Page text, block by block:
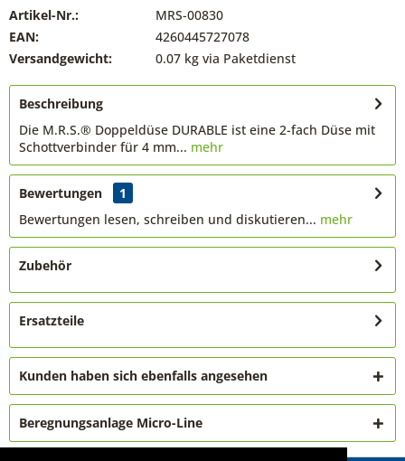
Artikel-Nr.:
MRS-00830
EAN:
4260445727078
Versandgewicht:
0.07 kg via Paketdienst
Beschreibung
Die M.R.S.® Doppeldüse DURABLE ist eine 2-fach Düse mit
Schottverbinder für 4 mm... mehr
Bewertungen
1
Bewertungen lesen, schreiben und diskutieren... mehr
Zubehör
Ersatzteile
Kunden haben sich ebenfalls angesehen
Beregnungsanlage Micro-Line